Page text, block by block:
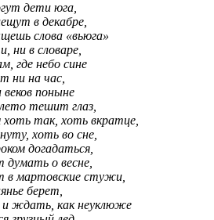
дети юга,
в декабре,
слова «вьюга»
ни в словаре,
где небо сине
ни на час,
веков поныне
тешит глаз,
хоть так, хоть вкратце,
хоть во сне,
догадаться,
о весне,
в мартовские стужи,
берет,
ждать, как неуклюже